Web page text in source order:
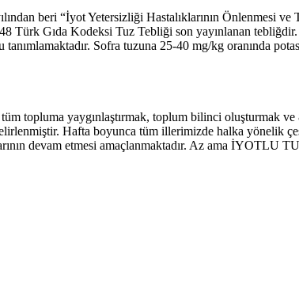
beri “İyot Yetersizliği Hastalıklarının Önlenmesi
Türk Gıda Kodeksi Tuz Tebliği son yayınlanan
Sofra tuzuna 25-40 mg/kg oranında
topluma yaygınlaştırmak, toplum bilinci oluşturmak
Hafta boyunca tüm illerimizde halka yönelik
devam etmesi amaçlanmaktadır. Az ama İYOTLU